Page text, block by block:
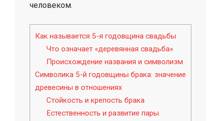
человеком.
Как называется 5-я годовщина свадьбы
Что означает «деревянная свадьба»
Происхождение названия и символизм
Символика 5-й годовщины брака: значение
древесины в отношениях
Стойкость и крепость брака
Естественность и развитие пары